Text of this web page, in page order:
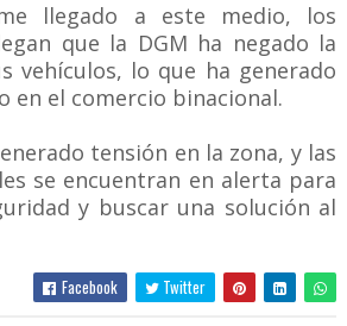
llegado a este medio, los
que la DGM ha negado la
vehículos, lo que ha generado
en el comercio binacional.
tensión en la zona, y las
se encuentran en alerta para
y buscar una solución al
Facebook Twitter